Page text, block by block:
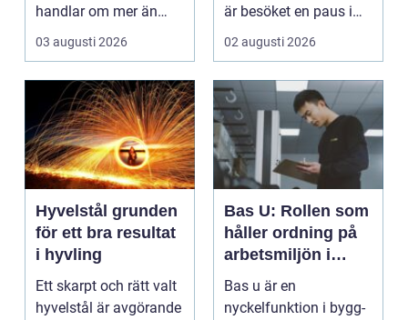
handlar om mer än
bara rena golv och
03 augusti 2026
är besöket en paus i
vardagen, ett s...
02 augusti 2026
Hyvelstål grunden
för ett bra resultat
i hyvling
Ett skarpt och rätt valt
hyvelstål är avgörande
Bas U: Rollen som
håller ordning på
arbetsmiljön i
byggprojekt
Bas u är en
nyckelfunktion i bygg-